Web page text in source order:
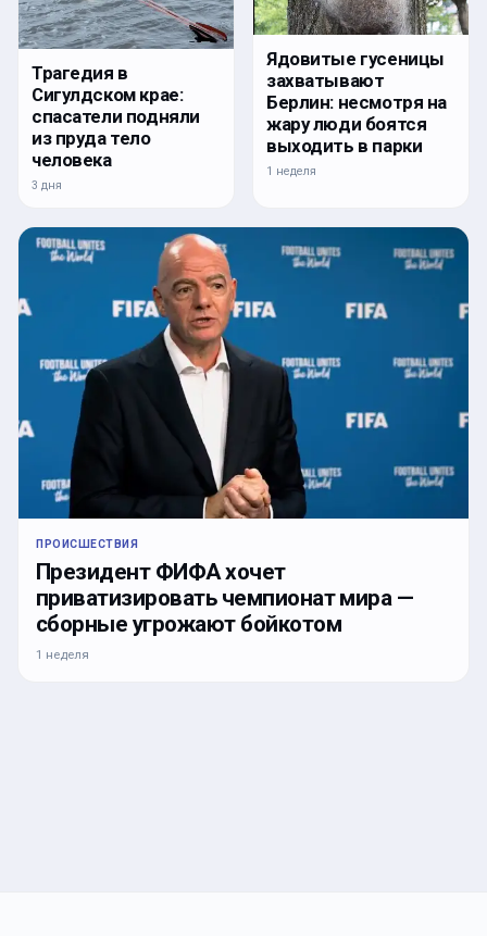
Трагедия в
Сигулдском крае:
спасатели подняли
из пруда тело
человека
3 дня
Ядовитые гусеницы
захватывают
Берлин: несмотря на
жару люди боятся
выходить в парки
1 неделя
ПРОИСШЕСТВИЯ
Президент ФИФА хочет
приватизировать чемпионат мира —
сборные угрожают бойкотом
1 неделя